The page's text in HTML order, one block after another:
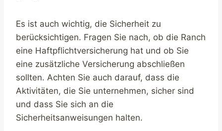
Es ist auch wichtig, die Sicherheit zu
berücksichtigen. Fragen Sie nach, ob die Ranch
eine Haftpflichtversicherung hat und ob Sie
eine zusätzliche Versicherung abschließen
sollten. Achten Sie auch darauf, dass die
Aktivitäten, die Sie unternehmen, sicher sind
und dass Sie sich an die
Sicherheitsanweisungen halten.